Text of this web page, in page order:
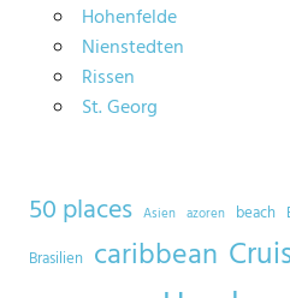
Hohenfelde
Nienstedten
Rissen
St. Georg
50 places Asien azoren beach
Brasilien caribbean